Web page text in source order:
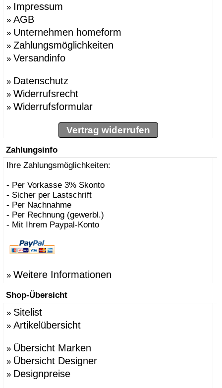
» Impressum
» AGB
» Unternehmen homeform
» Zahlungsmöglichkeiten
» Versandinfo
» Datenschutz
» Widerrufsrecht
» Widerrufsformular
Vertrag widerrufen
Zahlungsinfo
Ihre Zahlungsmöglichkeiten:
- Per Vorkasse 3% Skonto
- Sicher per Lastschrift
- Per Nachnahme
- Per Rechnung (gewerbl.)
- Mit Ihrem Paypal-Konto
» Weitere Informationen
Shop-Übersicht
» Sitelist
» Artikelübersicht
» Übersicht Marken
» Übersicht Designer
» Designpreise